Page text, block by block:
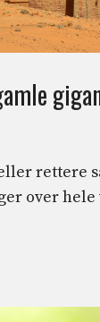
rettere
over hele